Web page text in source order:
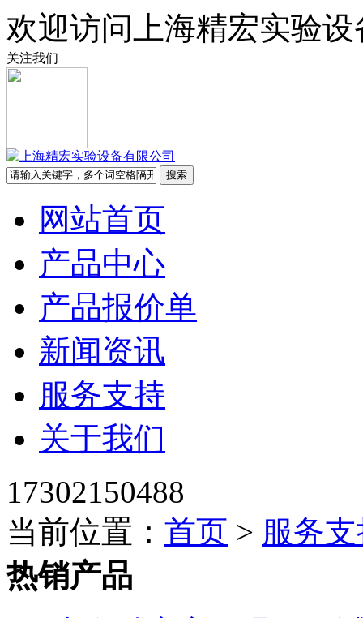
欢迎访问上海精宏实验
关注我们
网站首页
产品中心
产品报价单
新闻资讯
服务支持
关于我们
17302150488
当前位置： 首页 > 服务
热销产品